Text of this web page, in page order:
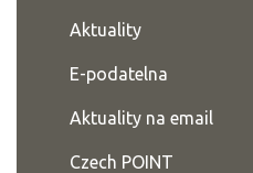
Aktuality
E-podatelna
Aktuality na email
Czech POINT